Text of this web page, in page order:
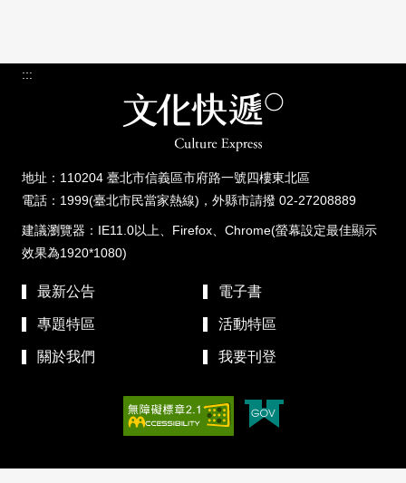
:::
地址：110204 臺北市信義區市府路一號四樓東北區
電話：1999(臺北市民當家熱線)，外縣市請撥 02-27208889
建議瀏覽器：IE11.0以上、Firefox、Chrome(螢幕設定最佳顯示
效果為1920*1080)
最新公告 電子書
專題特區 活動特區
關於我們 我要刊登